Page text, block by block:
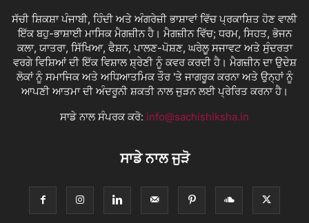
ਸੱਚੀ ਸ਼ਿਕਸ਼ਾ ਪੰਜਾਬੀ, ਹਿੰਦੀ ਅਤੇ ਅੰਗਰੇਜ਼ੀ ਭਾਸ਼ਾਵਾਂ ਵਿੱਚ ਪ੍ਰਕਾਸ਼ਿਤ ਹੋਣ ਵਾਲੀ
ਇੱਕ ਬਹੁ-ਭਾਸ਼ਾਈ ਮਾਸਿਕ ਮੈਗਜ਼ੀਨ ਹੈ। ਮੈਗਜ਼ੀਨ ਵਿੱਚ; ਧਰਮ, ਸਿਹਤ, ਭੋਜਨ
ਕਲਾ, ਯਾਤਰਾ, ਸਿੱਖਿਆ, ਫੈਸ਼ਨ, ਪਾਲਣ-ਪੋਸ਼ਣ, ਘਰੇਲੂ ਸਜਾਵਟ ਅਤੇ ਸੁੰਦਰਤਾ
ਵਰਗੇ ਵਿਸ਼ਿਆਂ ਦੀ ਇੱਕ ਵਿਸ਼ਾਲ ਸ਼੍ਰੇਣੀ ਨੂੰ ਕਵਰ ਕਰਦੀ ਹੈ। ਮੈਗਜ਼ੀਨ ਦਾ ਉਦੇਸ਼
ਲੋਕਾਂ ਨੂੰ ਸਮਾਜਿਕ ਅਤੇ ਅਧਿਆਤਮਿਕ ਤੌਰ 'ਤੇ ਜਾਗਰੂਕ ਕਰਨਾ ਅਤੇ ਉਨ੍ਹਾਂ ਨੂੰ
ਆਪਣੀ ਆਤਮਾ ਦੀ ਅੰਦਰੂਨੀ ਸ਼ਕਤੀ ਨਾਲ ਜੁੜਨ ਲਈ ਪ੍ਰੇਰਿਤ ਕਰਨਾ ਹੈ।
ਸਾਡੇ ਨਾਲ ਸੰਪਰਕ ਕਰੋ: info@sachishiksha.in
ਸਾਡੇ ਨਾਲ ਜੁੜੋ